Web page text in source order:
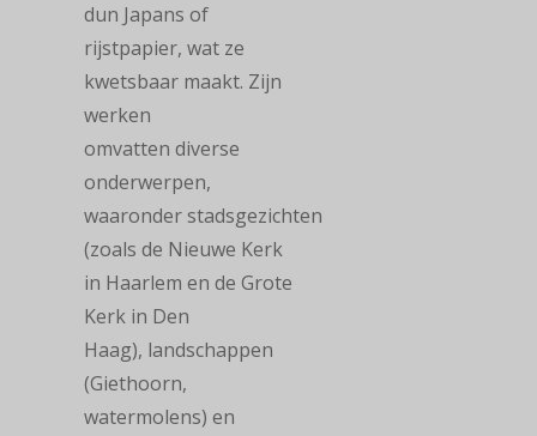
dun Japans of
rijstpapier, wat ze
kwetsbaar maakt. Zijn
werken
omvatten diverse
onderwerpen,
waaronder stadsgezichten
(zoals de Nieuwe Kerk
in Haarlem en de Grote
Kerk in Den
Haag), landschappen
(Giethoorn,
watermolens) en